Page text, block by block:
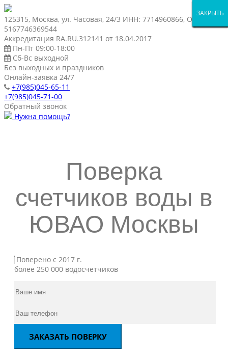
125315, Москва, ул. Часовая, 24/3 ИНН: 7714960866, ОГРН:
5167746369544
Аккредитация RA.RU.312141 от 18.04.2017
Пн-Пт 09:00-18:00
Сб-Вс выходной
Без выходных и праздников
Онлайн-заявка 24/7
+7(985)045-65-11
+7(985)045-71-00
Обратный звонок
Нужна помощь?
Поверка
счетчиков воды в
ЮВАО Москвы
Поверено с 2017 г.
более 250 000 водосчетчиков
ЗАКРЫТЬ
ЗАКРЫТЬ
ЗАКРЫТЬ
ЗАКРЫТЬ
ЗАКРЫТЬ
ЗАКРЫТЬ
ЗАКРЫТЬ
ЗАКРЫТЬ
ЗАКРЫТЬ
ЗАКРЫТЬ
ЗАКРЫТЬ
ЗАКРЫТЬ
ЗАКРЫТЬ
ЗАКРЫТЬ